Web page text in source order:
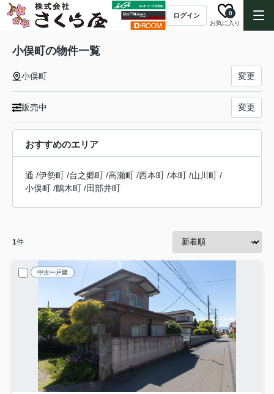
ログイン
お気に入り
0
小俣町の物件一覧
小俣町 変更
販売中 変更
おすすめのエリア
通 /伊勢町 /台之郷町 /高瀬町 /西本町 /本町 /山川町 /
小俣町 /鵤木町 /田部井町
1件
中古一戸建